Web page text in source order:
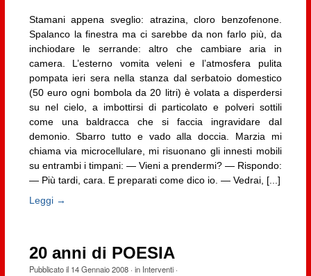
Stamani appena sveglio: atrazina, cloro benzofenone.
Spalanco la finestra ma ci sarebbe da non farlo più, da
inchiodare le serrande: altro che cambiare aria in
camera. L’esterno vomita veleni e l’atmosfera pulita
pompata ieri sera nella stanza dal serbatoio domestico
(50 euro ogni bombola da 20 litri) è volata a disperdersi
su nel cielo, a imbottirsi di particolato e polveri sottili
come una baldracca che si faccia ingravidare dal
demonio. Sbarro tutto e vado alla doccia. Marzia mi
chiama via microcellulare, mi risuonano gli innesti mobili
su entrambi i timpani: — Vieni a prendermi? — Rispondo:
— Più tardi, cara. E preparati come dico io. — Vedrai, [...]
Leggi →
20 anni di POESIA
Pubblicato il 14 Gennaio 2008· in Interventi·